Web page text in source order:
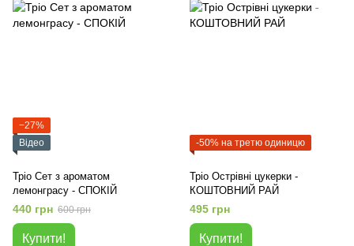
−27%
Відео
Тріо Сет з ароматом
лемонграсу - СПОКІЙ
440 грн 600 грн
Купити!
-50% на третю одиницю
Тріо Острівні цукерки -
КОШТОВНИЙ РАЙ
495 грн
Купити!